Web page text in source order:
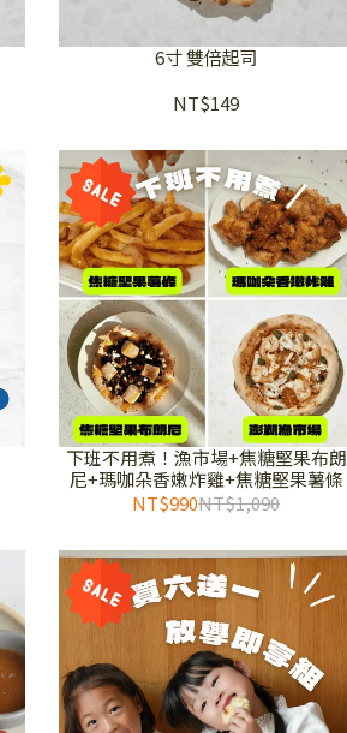
6寸 雙倍起司
NT$149
下班不用煮！漁市場+焦糖堅果布朗
尼+瑪咖朵香嫩炸雞+焦糖堅果薯條
NT$990NT$1,090